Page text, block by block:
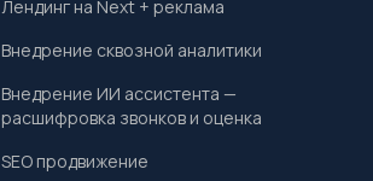
Лендинг на Next + реклама
Внедрение сквозной аналитики
Внедрение ИИ ассистента —
расшифровка звонков и оценка
SEO продвижение